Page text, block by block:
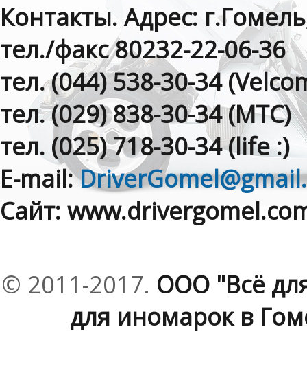
Контакты. Адрес:
тел./факс 80232-22-06-36
тел. (044) 538-30-34
тел. (029) 838-30-34 (МТС)
тел. (025) 718-30-34 (life :)
E-mail:
Сайт:
© 2011-2017. ООО "Всё
для иномарок в